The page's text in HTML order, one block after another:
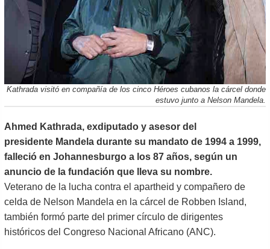
Kathrada visitó en compañía de los cinco Héroes cubanos la cárcel donde
estuvo junto a Nelson Mandela.
Ahmed Kathrada, exdiputado y asesor del
presidente Mandela durante su mandato de 1994 a 1999,
falleció en Johannesburgo a los 87 años, según un
anuncio de la fundación que lleva su nombre.
Veterano de la lucha contra el apartheid y compañero de
celda de Nelson Mandela en la cárcel de Robben Island,
también formó parte del primer círculo de dirigentes
históricos del Congreso Nacional Africano (ANC).